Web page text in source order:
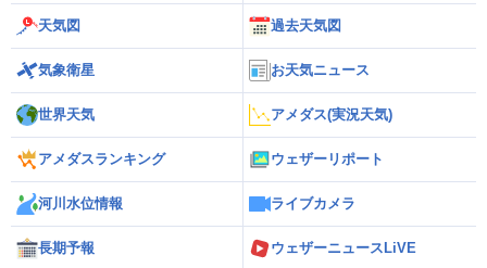
天気図 過去天気図
気象衛星 お天気ニュース
世界天気 アメダス(実況天気)
アメダスランキング ウェザーリポート
河川水位情報 ライブカメラ
長期予報 ウェザーニュースLiVE